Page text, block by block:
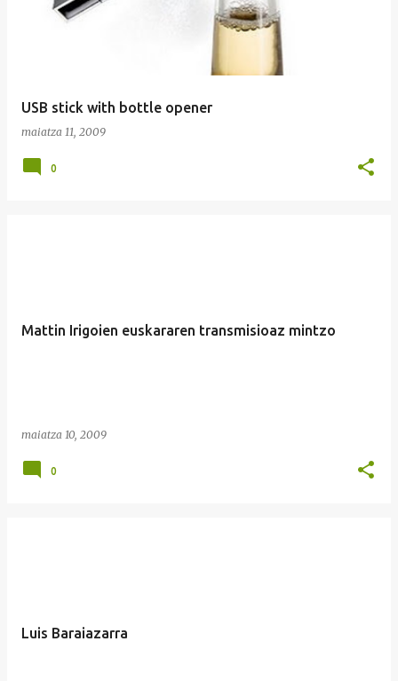
USB stick with bottle opener
maiatza 11, 2009
0
Mattin Irigoien euskararen transmisioaz mintzo
maiatza 10, 2009
0
Luis Baraiazarra